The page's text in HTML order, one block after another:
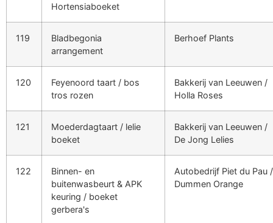
Hortensiaboeket
119
Bladbegonia
arrangement
Berhoef Plants
120
Feyenoord taart / bos
tros rozen
Bakkerij van Leeuwen /
Holla Roses
121
Moederdagtaart / lelie
boeket
Bakkerij van Leeuwen /
De Jong Lelies
122
Binnen- en
buitenwasbeurt & APK
keuring / boeket
gerbera's
Autobedrijf Piet du Pau /
Dummen Orange